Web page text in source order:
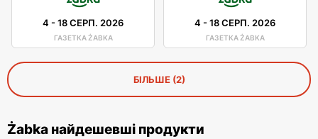
4 -18 СЕРП. 2026
ГАЗЕТКА ŻABKA
4 -18 СЕРП. 2026
ГАЗЕТКА ŻABKA
БІЛЬШЕ (2)
Żabka найдешевші продукти